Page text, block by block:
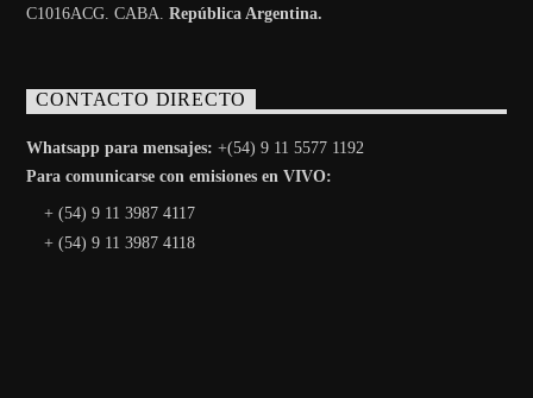
C1016ACG . CABA.República Argentina.
CONTACTO DIRECTO
Whatsapp para mensajes: +(54) 9 11 5577 1192
Para comunicarse con emisiones en VIVO:
+ (54) 9 11 3987 4117
+ (54) 9 11 3987 4118